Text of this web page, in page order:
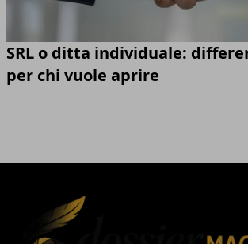
SRL o ditta individuale:
per chi vuole aprire